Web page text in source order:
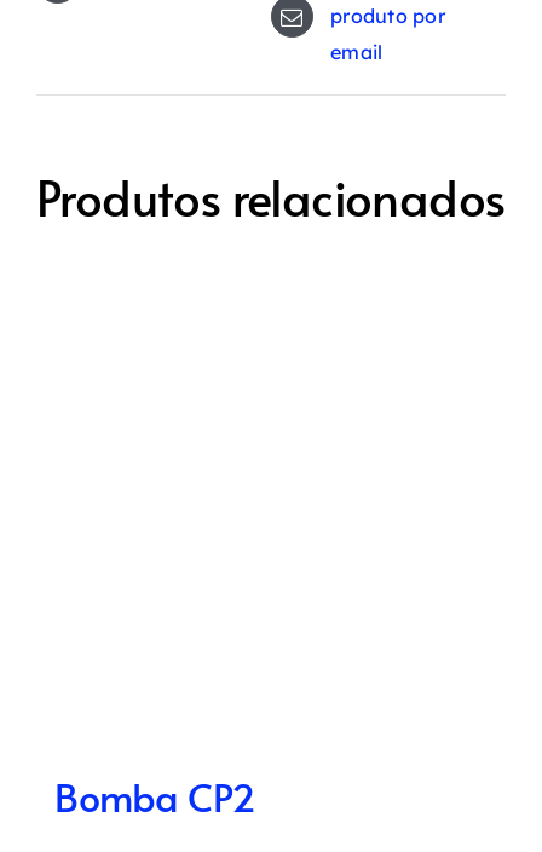
produto por
email
Produtos relacionados
Bomba CP2